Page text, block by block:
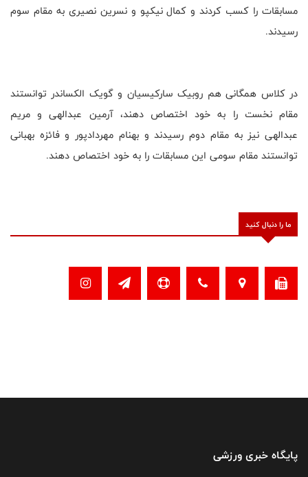
مسابقات را کسب کردند و کمال نیکپو و نسرین نصیری به مقام سوم
رسیدند.
در کلاس همگانی هم روبیک سارکیسیان و گویک الکساندر توانستند
مقام نخست را به خود اختصاص دهند، آرمین عبدالهی و مریم
عبدالهی نیز به مقام دوم رسیدند و بهنام مهردادپور و فائزه بهبانی
توانستند مقام سومی این مسابقات را به خود اختصاص دهند.
ما را دنبال کنید
پایگاه خبری ورزشی